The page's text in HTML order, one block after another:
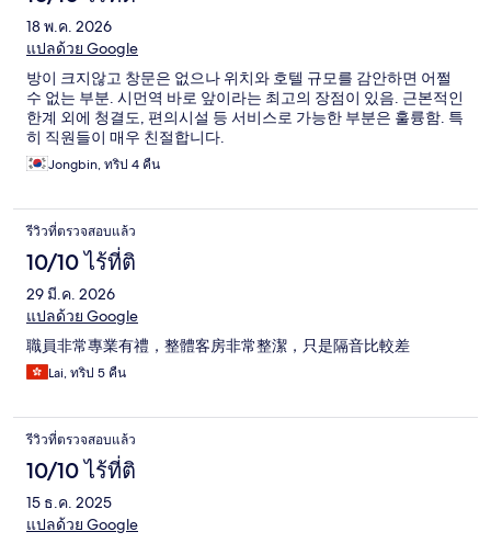
18 พ.ค. 2026
แปลด้วย Google
방이 크지않고 창문은 없으나 위치와 호텔 규모를 감안하면 어쩔
수 없는 부분. 시먼역 바로 앞이라는 최고의 장점이 있음. 근본적인
한계 외에 청결도, 편의시설 등 서비스로 가능한 부분은 훌륭함. 특
히 직원들이 매우 친절합니다.
Jongbin, ทริป 4 คืน
รีวิวที่ตรวจสอบแล้ว
10/10 ไร้ที่ติ
29 มี.ค. 2026
แปลด้วย Google
職員非常專業有禮，整體客房非常整潔，只是隔音比較差
Lai, ทริป 5 คืน
รีวิวที่ตรวจสอบแล้ว
10/10 ไร้ที่ติ
15 ธ.ค. 2025
แปลด้วย Google